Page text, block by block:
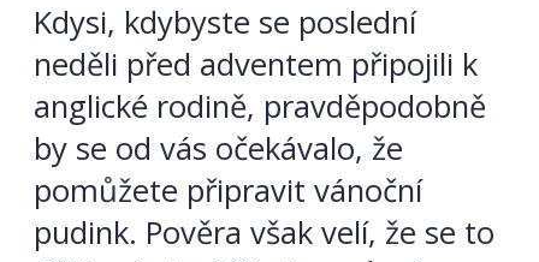
Kdysi, kdybyste se poslední
neděli před adventem připojili k
anglické rodině, pravděpodobně
by se od vás očekávalo, že
pomůžete připravit vánoční
pudink. Pověra však velí, že se to